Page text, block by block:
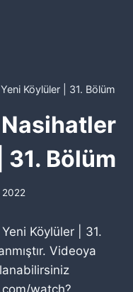
Köylüler | 31. Bölüm
31. Bölüm
2022
Köylüler | 31.
Videoya